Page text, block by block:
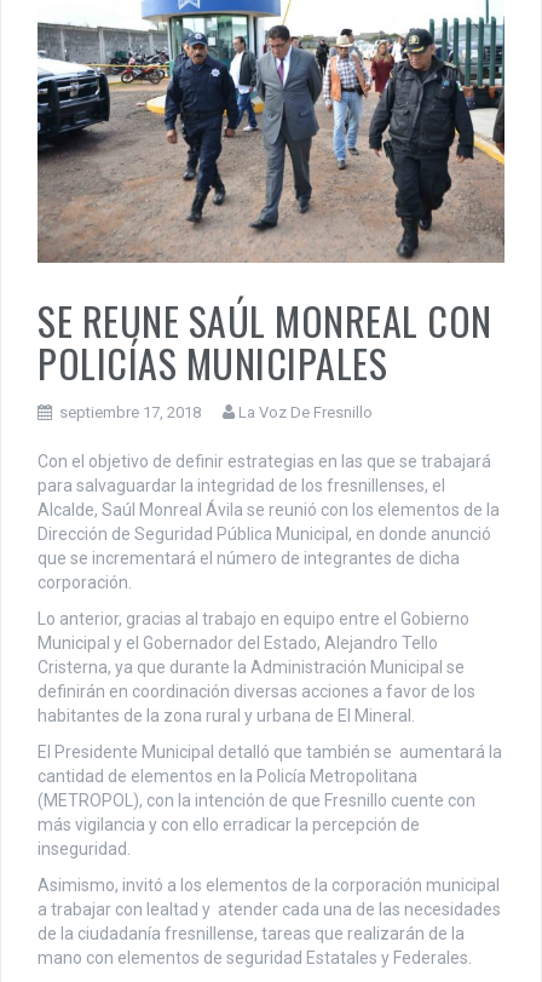
SE REUNE SAÚL MONREAL CON
POLICÍAS MUNICIPALES
septiembre 17, 2018 La Voz De Fresnillo
Con el objetivo de definir estrategias en las que se trabajará
para salvaguardar la integridad de los fresnillenses, el
Alcalde, Saúl Monreal Ávila se reunió con los elementos de la
Dirección de Seguridad Pública Municipal, en donde anunció
que se incrementará el número de integrantes de dicha
corporación.
Lo anterior, gracias al trabajo en equipo entre el Gobierno
Municipal y el Gobernador del Estado, Alejandro Tello
Cristerna, ya que durante la Administración Municipal se
definirán en coordinación diversas acciones a favor de los
habitantes de la zona rural y urbana de El Mineral.
El Presidente Municipal detalló que también se aumentará la
cantidad de elementos en la Policía Metropolitana
(METROPOL), con la intención de que Fresnillo cuente con
más vigilancia y con ello erradicar la percepción de
inseguridad.
Asimismo, invitó a los elementos de la corporación municipal
a trabajar con lealtad y atender cada una de las necesidades
de la ciudadanía fresnillense, tareas que realizarán de la
mano con elementos de seguridad Estatales y Federales.